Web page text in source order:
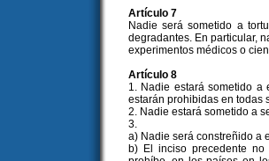
Artículo 7
Nadie será sometido a
degradantes. En particular,
experimentos médicos o
Artículo 8
1. Nadie estará sometido a
estarán prohibidas en todas
2. Nadie estará sometido a
3.
a) Nadie será constreñido a
b) El inciso precedente